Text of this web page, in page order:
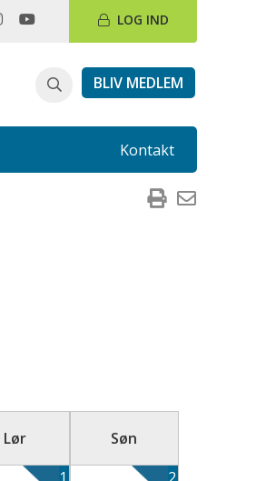
LOG IND
BLIV MEDLEM
Kontakt
Lør
Søn